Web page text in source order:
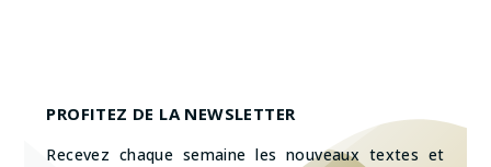
PROFITEZ DE LA NEWSLETTER
Recevez chaque semaine les nouveaux textes et